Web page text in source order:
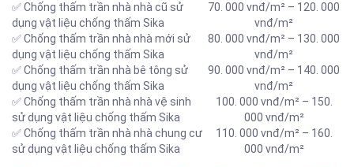
✅ Chống thấm trần nhà nhà cũ sử
dụng vật liệu chống thấm Sika
70. 000 vnđ/m² – 120. 000
vnđ/m²
✅ Chống thấm trần nhà nhà mới sử
dụng vật liệu chống thấm Sika
80. 000 vnđ/m² – 130. 000
vnđ/m²
✅ Chống thấm trần nhà bê tông sử
dụng vật liệu chống thấm Sika
90. 000 vnđ/m² – 140. 000
vnđ/m²
✅ Chống thấm trần nhà nhà vệ sinh
sử dụng vật liệu chống thấm Sika
100. 000 vnđ/m² – 150.
000 vnđ/m²
✅ Chống thấm trần nhà nhà chung cư
sử dụng vật liệu chống thấm Sika
110. 000 vnđ/m² – 160.
000 vnđ/m²